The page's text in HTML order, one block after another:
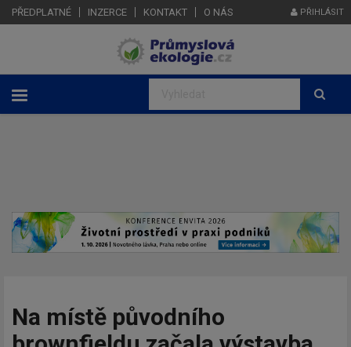
PŘEDPLATNÉ INZERCE KONTAKT O NÁS PŘIHLÁSIT
Na místě původního